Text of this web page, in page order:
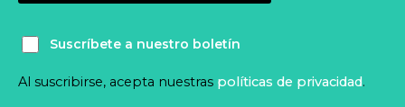
Suscríbete a nuestro boletín
Al suscribirse, acepta nuestras políticas de privacidad.